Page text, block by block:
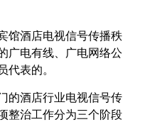
馆酒店电视信号传播秩
广电有线、广电网络公
代表的。
的酒店行业电视信号传
整治工作分为三个阶段